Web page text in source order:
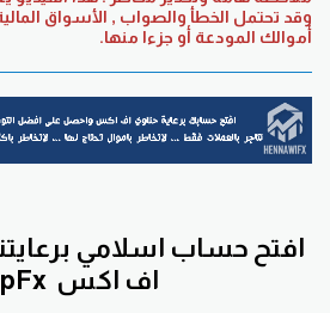
وقد تحتمل الخطأ والصواب , الأسواق
أموالك المودعة أو جزءا منها.
افتح حساب اسلامي
اف اكس TopFx